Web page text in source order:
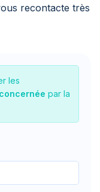
recontacte très
les
par la